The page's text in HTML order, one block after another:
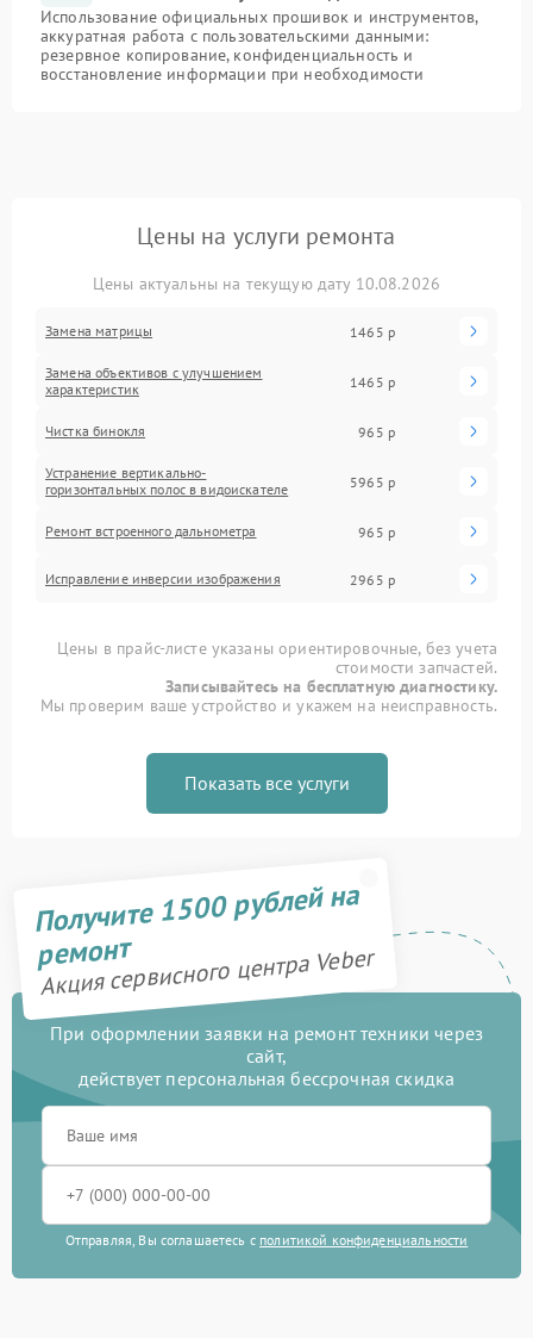
Использование официальных прошивок и инструментов,
аккуратная работа с пользовательскими данными:
резервное копирование, конфиденциальность и
восстановление информации при необходимости
Цены на услуги ремонта
Цены актуальны на текущую дату 10.08.2026
Замена матрицы 1465 р
Замена объективов с улучшением
характеристик
1465 р
Чистка бинокля 965 р
Устранение вертикально-
горизонтальных полос в видоискателе
5965 р
Ремонт встроенного дальнометра 965 р
Исправление инверсии изображения 2965 р
Цены в прайс-листе указаны ориентировочные, без учета
стоимости запчастей.
Записывайтесь на бесплатную диагностику.
Мы проверим ваше устройство и укажем на неисправность.
Показать все услуги
Получите 1500 рублей на
ремонт
Акция сервисного центра Veber
При оформлении заявки на ремонт техники через
сайт,
действует персональная бессрочная скидка
Отправляя, Вы соглашаетесь с политикой конфиденциальности